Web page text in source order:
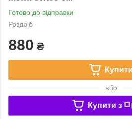
Готово до відправки
Роздріб
880 ₴
Купити
або
Купити з